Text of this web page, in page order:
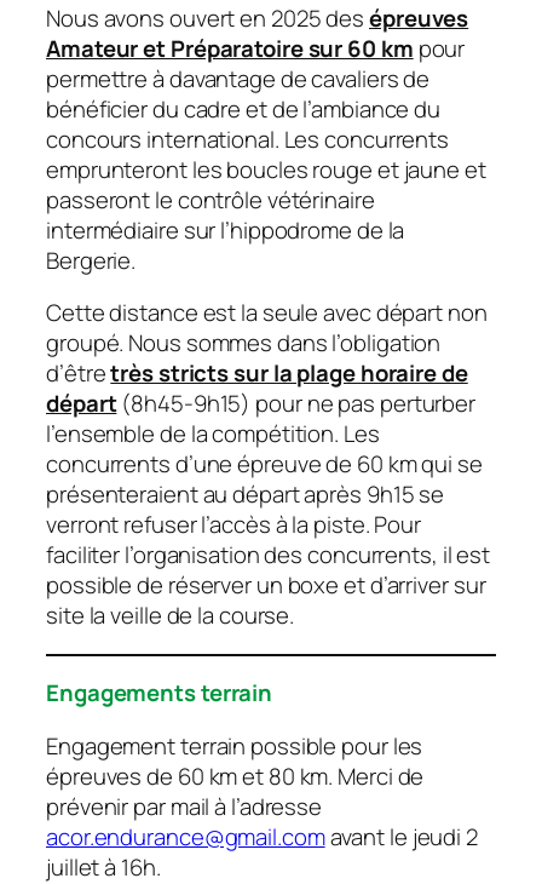
Nous avons ouvert en 2025 desépreuves
Amateur et Préparatoire sur 60 km pour
permettre à davantage de cavaliers de
bénéficier du cadre et de l’ambiance du
concours international. Les concurrents
emprunteront les boucles rouge et jaune et
passeront le contrôle vétérinaire
intermédiaire sur l’hippodrome de la
Bergerie.
Cette distance est la seule avec départ non
groupé. Nous sommes dans l’obligation
d’êtretrès stricts sur la plage horaire de
départ(8h45-9h15) pour ne pas perturber
l’ensemble de la compétition. Les
concurrents d’une épreuve de 60 km qui se
présenteraient au départ après 9h15 se
verront refuser l’accès à la piste. Pour
faciliter l’organisation des concurrents, il est
possible de réserver un boxe et d’arriver sur
site la veille de la course.
Engagements terrain
Engagement terrain possible pour les
épreuves de 60 km et 80 km. Merci de
prévenir par mail à l’adresse
acor.endurance@gmail.comavant le jeudi 2
juillet à 16h.